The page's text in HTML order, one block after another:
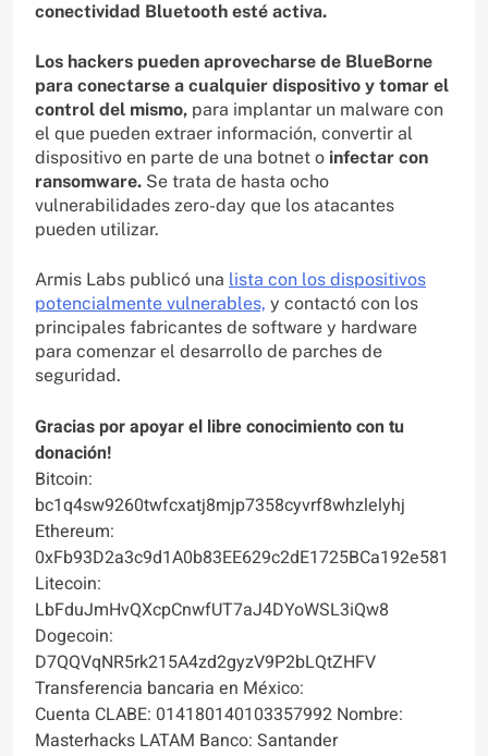
conectividad Bluetooth esté activa.
Los hackers pueden aprovecharse de BlueBorne
para conectarse a cualquier dispositivo y tomar el
control del mismo, para implantar un malware con
el que pueden extraer información, convertir al
dispositivo en parte de una botnet o infectar con
ransomware. Se trata de hasta ocho
vulnerabilidades zero-day que los atacantes
pueden utilizar.
Armis Labs publicó una lista con los dispositivos
potencialmente vulnerables, y contactó con los
principales fabricantes de software y hardware
para comenzar el desarrollo de parches de
seguridad.
Gracias por apoyar el libre conocimiento con tu
donación!
Bitcoin:
bc1q4sw9260twfcxatj8mjp7358cyvrf8whzlelyhj
Ethereum:
0xFb93D2a3c9d1A0b83EE629c2dE1725BCa192e581
Litecoin:
LbFduJmHvQXcpCnwfUT7aJ4DYoWSL3iQw8
Dogecoin:
D7QQVqNR5rk215A4zd2gyzV9P2bLQtZHFV
Transferencia bancaria en México:
Cuenta CLABE: 014180140103357992 Nombre:
Masterhacks LATAM Banco: Santander